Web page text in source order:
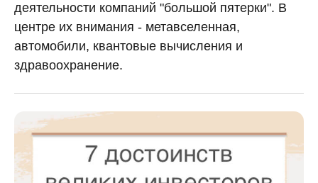
деятельности компаний "большой пятерки". В
центре их внимания - метавселенная,
автомобили, квантовые вычисления и
здравоохранение.